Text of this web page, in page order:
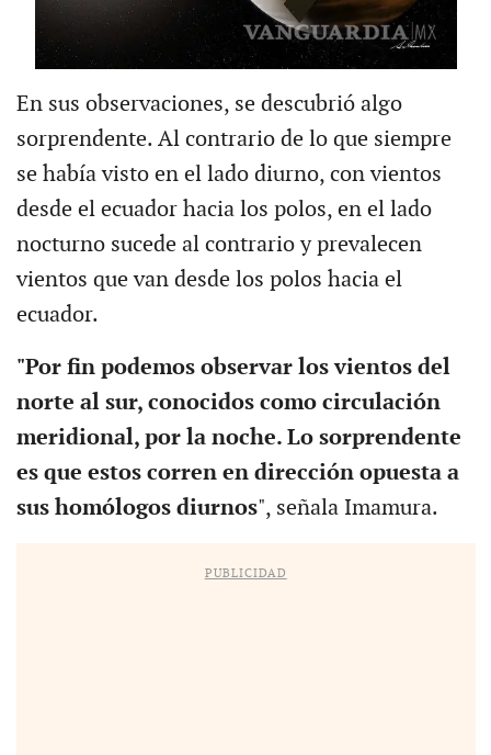
En sus observaciones, se descubrió algo
sorprendente. Al contrario de lo que siempre
se había visto en el lado diurno, con vientos
desde el ecuador hacia los polos, en el lado
nocturno sucede al contrario y prevalecen
vientos que van desde los polos hacia el
ecuador.
"Por fin podemos observar los vientos del
norte al sur, conocidos como circulación
meridional, por la noche. Lo sorprendente
es que estos corren en dirección opuesta a
sus homólogos diurnos", señala Imamura.
PUBLICIDAD